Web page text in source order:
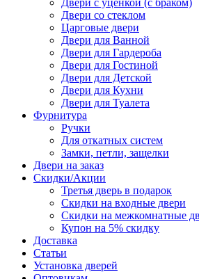
Двери с уценкой (с браком)
Двери со стеклом
Царговые двери
Двери для Ванной
Двери для Гардероба
Двери для Гостиной
Двери для Детской
Двери для Кухни
Двери для Туалета
Фурнитура
Ручки
Для откатных систем
Замки, петли, защелки
Двери на заказ
Скидки/Акции
Третья дверь в подарок
Скидки на входные двери
Скидки на межкомнатные
Купон на 5% скидку
Доставка
Статьи
Установка дверей